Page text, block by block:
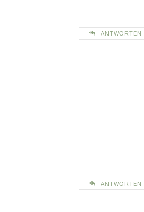
ANTWORTEN
ANTWORTEN